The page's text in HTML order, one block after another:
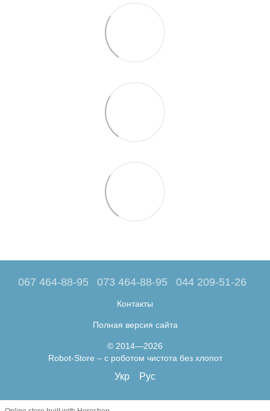
067 464-88-95 073 464-88-95 044 209-51-26
Контакты
Полная версия сайта
© 2014—2026
Robot-Store – с роботом чистота без хлопот
Укр Рус